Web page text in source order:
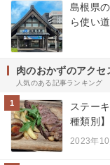
島根県
ら使い
肉のおかずのアクセ
人気のある記事ランキング
1
ステー
種類別
2023年